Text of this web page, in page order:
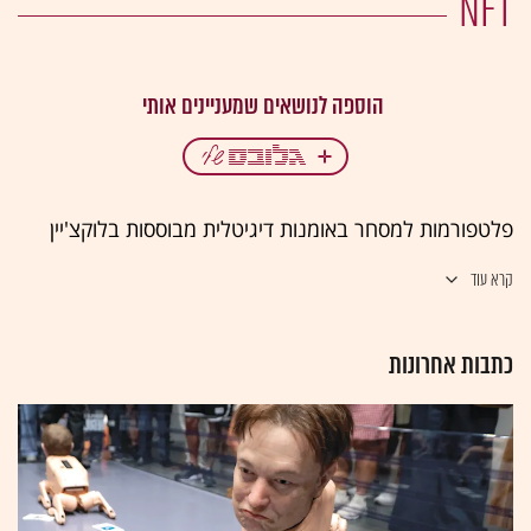
פלטפורמות למסחר באומנות דיגיטלית מבוססות בלוקצ'יין
קרא עוד
כתבות אחרונות